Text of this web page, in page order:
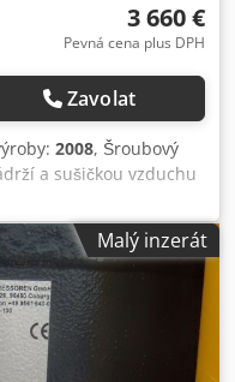
3 660 €
Pevná cena plus DPH
Zavolat
2008, Šroubový
a sušičkou vzduchu
Malý inzerát